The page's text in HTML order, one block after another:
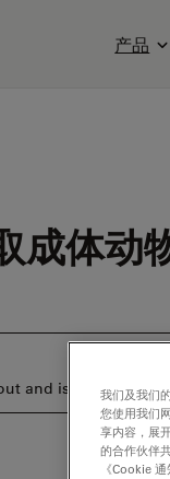
产品
成体动
and is no longer
我们及我们
您使用我们
享内容，展
的合作伙伴
《Cookie